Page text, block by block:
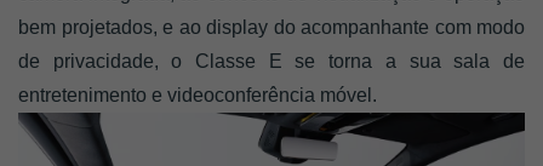
bem projetados, e ao display do acompanhante com modo
de privacidade, o Classe E se torna a sua sala de
entretenimento e videoconferência móvel.